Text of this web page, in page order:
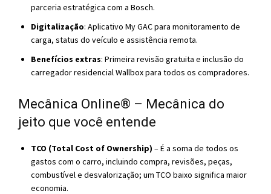
parceria estratégica com a Bosch.
Digitalização: Aplicativo My GAC para monitoramento de
carga, status do veículo e assistência remota.
Benefícios extras: Primeira revisão gratuita e inclusão do
carregador residencial Wallbox para todos os compradores.
Mecânica Online® – Mecânica do
jeito que você entende
TCO (Total Cost of Ownership) – É a soma de todos os
gastos com o carro, incluindo compra, revisões, peças,
combustível e desvalorização; um TCO baixo significa maior
economia.